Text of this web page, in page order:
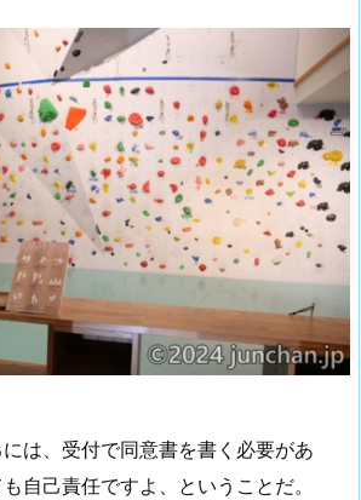
は、受付で同意書を書く必要があ
自己責任ですよ、ということだ。